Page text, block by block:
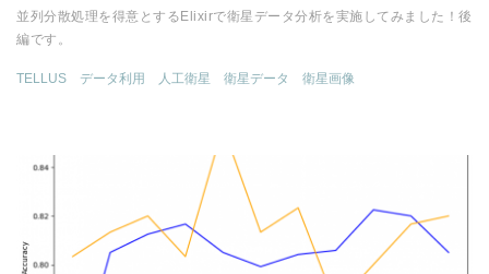
並列分散処理を得意とするElixirで衛星データ分析を実施してみました！後
編です。
TELLUS データ利用 人工衛星 衛星データ 衛星画像